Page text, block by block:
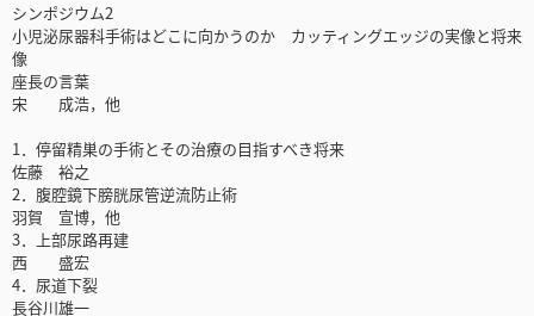
シンポジウム2
小児泌尿器科手術はどこに向かうのか カッティングエッジの実像と将来
像
座長の言葉
宋 成浩，他
1．停留精巣の手術とその治療の目指すべき将来
佐藤 裕之
2．腹腔鏡下膀胱尿管逆流防止術
羽賀 宣博，他
3．上部尿路再建
西 盛宏
4．尿道下裂
長谷川雄一